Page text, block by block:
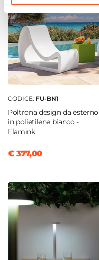
CODICE: FU-BN1
Poltrona design da esterno
in polietilene bianco -
Flamink
€ 377,00